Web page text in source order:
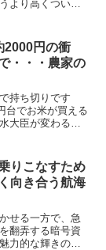
より高くつい
なってしまうの
回は...
2000円の衝
・・・農家の
持ち切りです
台でお米が買える
大臣が変わるこ
」人には関係な
りこなすため
向き合う航海
せる一方で、急
翻弄する暗号資
力的な輝きの裏